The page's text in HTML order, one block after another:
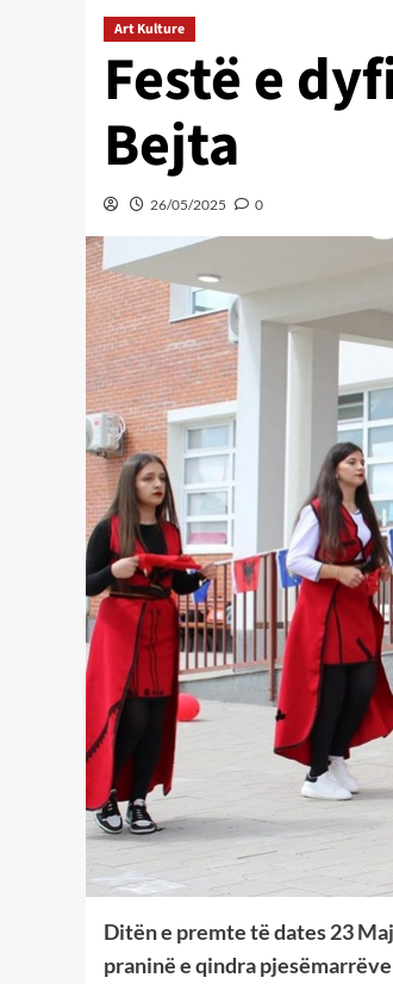
Art Kulture
Festë e
Bejta
26/05/2025 0
Ditën e premte të dates 23
praninë e qindra